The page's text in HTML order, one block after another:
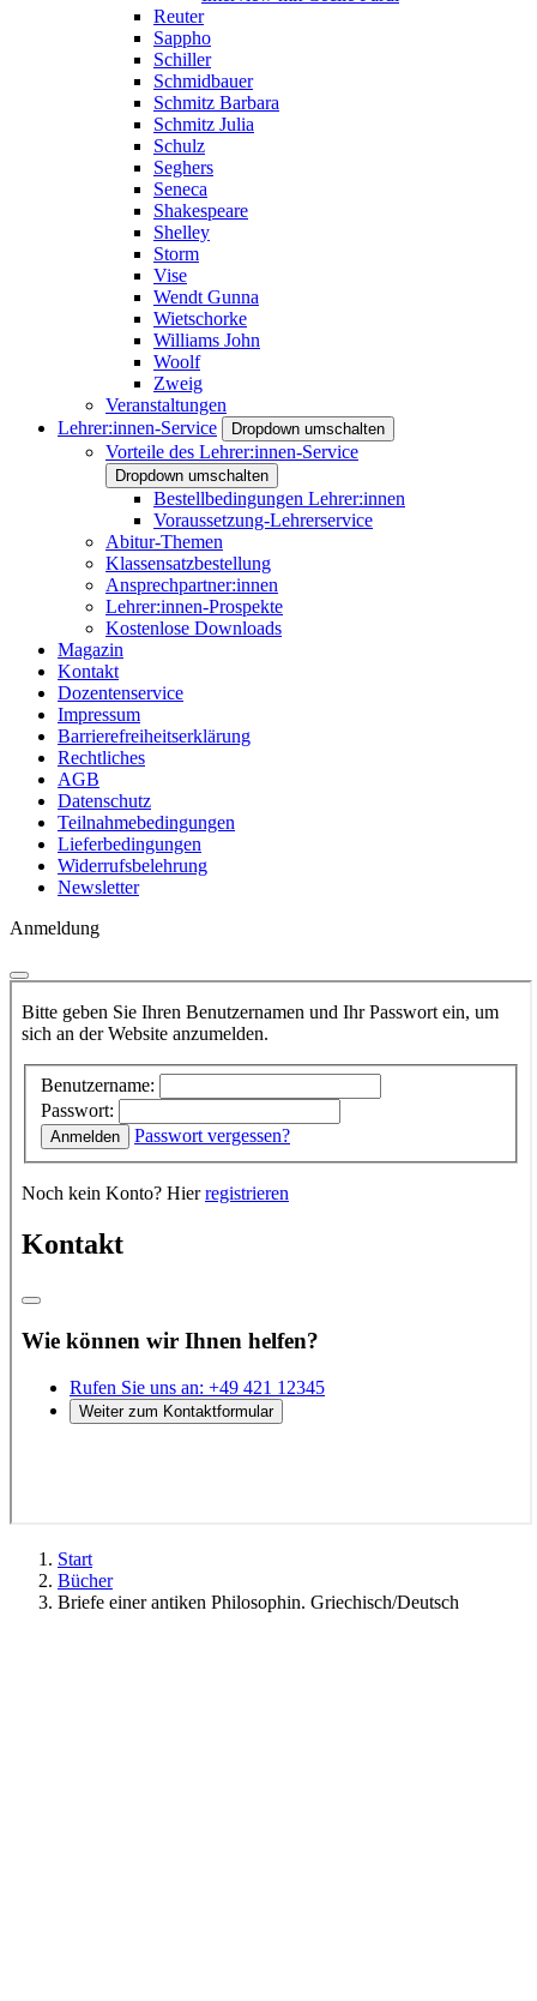
Reuter
Sappho
Schiller
Schmidbauer
Schmitz Barbara
Schmitz Julia
Schulz
Seghers
Seneca
Shakespeare
Shelley
Storm
Vise
Wendt Gunna
Wietschorke
Williams John
Woolf
Zweig
Veranstaltungen
Lehrer:innen-Service
Dropdown umschalten
Vorteile des Lehrer:innen-Service
Dropdown umschalten
Bestellbedingungen Lehrer:innen
Voraussetzung-Lehrerservice
Abitur-Themen
Klassensatzbestellung
Ansprechpartner:innen
Lehrer:innen-Prospekte
Kostenlose Downloads
Magazin
Kontakt
Dozentenservice
Impressum
Barrierefreiheitserklärung
Rechtliches
AGB
Datenschutz
Teilnahmebedingungen
Lieferbedingungen
Widerrufsbelehrung
Newsletter
Anmeldung
Start
Bücher
Briefe einer antiken Philosophin. Griechisch/Deutsch